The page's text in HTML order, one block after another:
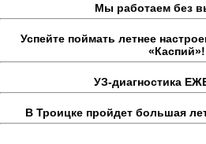
Мы работаем без
Успейте поймать летнее
«Каспий»!
УЗ-диагностика
В Троицке пройдет большая